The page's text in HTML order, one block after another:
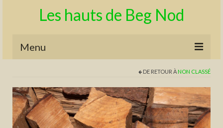
Les hauts de Beg Nod
Menu
Recettes
Mon compte
DE RETOUR À NON CLASSÉ